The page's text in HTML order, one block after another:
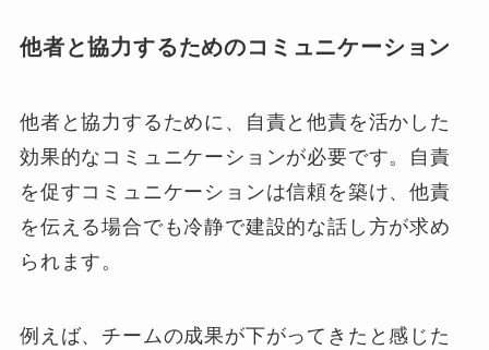
他者と協力するためのコミュニケーション
他者と協力するために、自責と他責を活かした
効果的なコミュニケーションが必要です。自責
を促すコミュニケーションは信頼を築け、他責
を伝える場合でも冷静で建設的な話し方が求め
られます。
例えば、チームの成果が下がってきたと感じた